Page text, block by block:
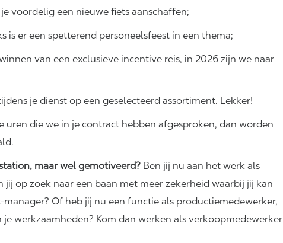
voordelig een nieuwe fiets aanschaffen;
is er een spetterend personeelsfeest in een thema;
van een exclusieve incentive reis, in 2026 zijn we naar
je dienst op een geselecteerd assortiment. Lekker!
uren die we in je contract hebben afgesproken, dan worden
maar wel gemotiveerd? Ben jij nu aan het werk als
op zoek naar een baan met meer zekerheid waarbij jij kan
Of heb jij nu een functie als productiemedewerker,
werkzaamheden? Kom dan werken als verkoopmedewerker